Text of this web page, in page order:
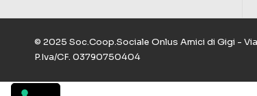
© 2025 Soc.Coop.Sociale Onlus Amici di Gigi -
P.Iva/CF. 03790750404